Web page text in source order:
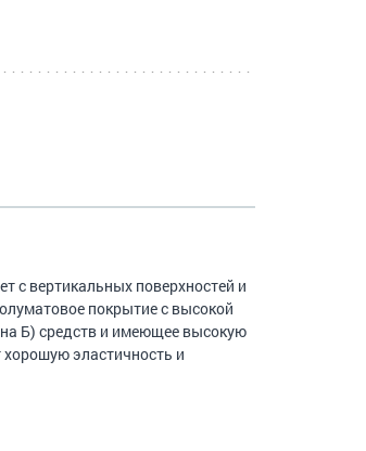
с вертикальных поверхностей и
покрытие с высокой
Б) средств и имеющее высокую
эластичность и